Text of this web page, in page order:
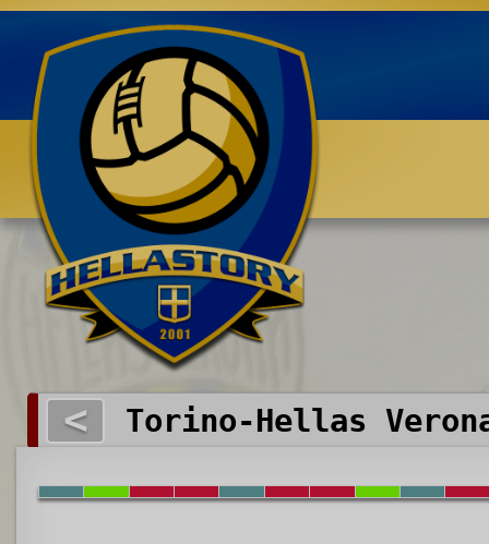
Benvenuti su HELLASTORY.net
< Torino-Hellas